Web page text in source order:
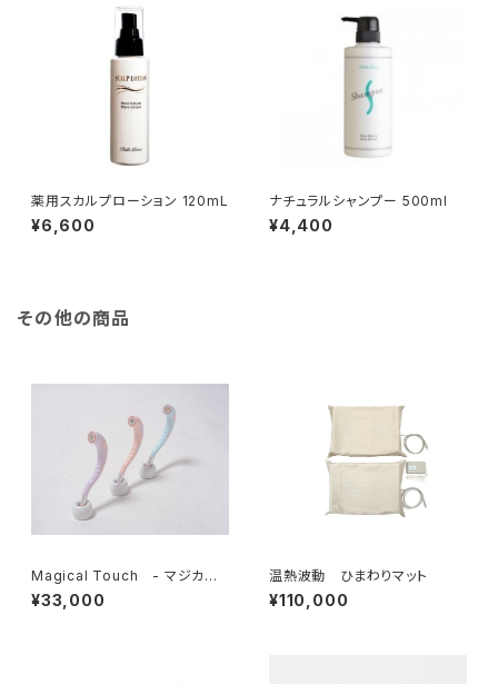
薬用スカルプローション 120mL
¥6,600
ナチュラルシャンプー 500ml
¥4,400
その他の商品
Magical Touch - マジカル
タッチ針 -
¥33,000
温熱波動 ひまわりマット
¥110,000